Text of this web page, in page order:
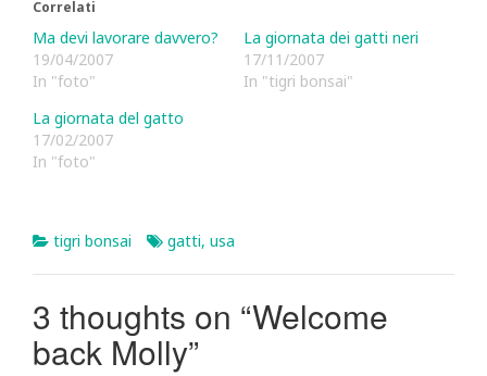
Correlati
Ma devi lavorare davvero?
19/04/2007
In "foto"
La giornata dei gatti neri
17/11/2007
In "tigri bonsai"
La giornata del gatto
17/02/2007
In "foto"
tigri bonsai gatti, usa
3 thoughts on “Welcome
back Molly”